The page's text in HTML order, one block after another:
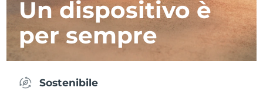
Un dispositivo è
per sempre
Sostenibile